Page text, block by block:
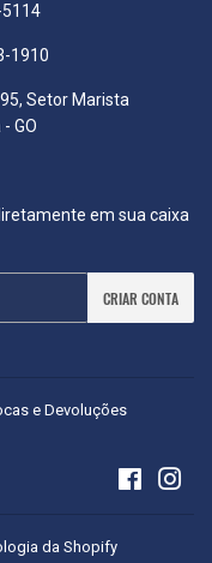
1910
Setor Marista
GO
em sua caixa
CRIAR CONTA
e Devoluções
da Shopify